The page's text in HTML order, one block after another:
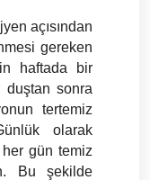
açısından
gereken
haftada bir
sonra
tertemiz
olarak
gün temiz
Bu şekilde